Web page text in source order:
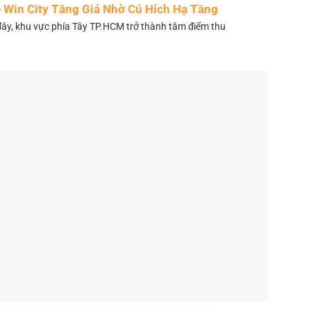
City Tăng Giá Nhờ Cú Hích Hạ Tầng
khu vực phía Tây TP.HCM trở thành tâm điểm thu